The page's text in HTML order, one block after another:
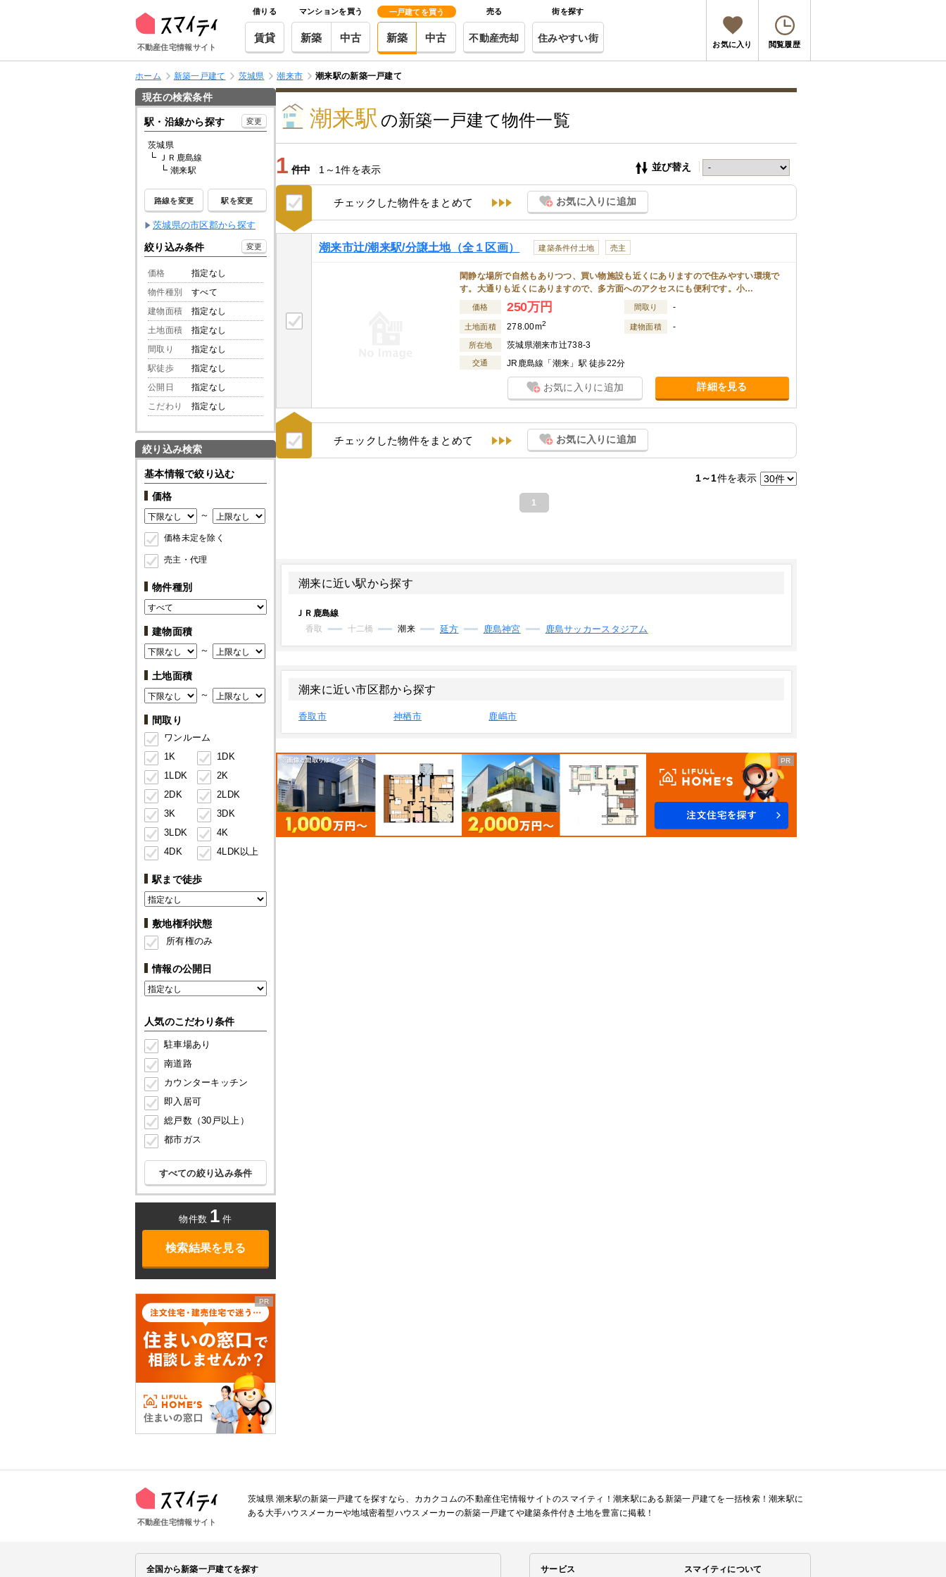
不動産住宅情報サイト
借りる
賃貸
マンションを買う
新築 中古
一戸建てを買う
新築 中古
売る
不動産売却
街を探す
住みやすい街
お気に入り 閲覧履歴
ホーム 新築一戸建て 茨城県 潮来市 潮来駅の新築一戸建て
現在の検索条件
駅・沿線から探す 変更
茨城県
ＪＲ鹿島線
潮来駅
路線を変更 駅を変更
茨城県の市区郡から探す
絞り込み条件 変更
価格
指定なし
物件種別
すべて
建物面積
指定なし
土地面積
指定なし
間取り
指定なし
駅徒歩
指定なし
公開日
指定なし
こだわり
指定なし
絞り込み検索
基本情報で絞り込む
価格
～
価格未定を除く
売主・代理
物件種別
建物面積
～
土地面積
～
間取り
ワンルーム
1K
1DK
1LDK
2K
2DK
2LDK
3K
3DK
3LDK
4K
4DK
4LDK以上
駅まで徒歩
敷地権利状態
所有権のみ
情報の公開日
人気のこだわり条件
駐車場あり
南道路
カウンターキッチン
即入居可
総戸数（30戸以上）
都市ガス
すべての絞り込み条件
物件数 1 件
検索結果を見る
潮来駅 の新築一戸建て物件一覧
1 件中 1～1件を表示 並び替え
チェックした物件をまとめて お気に入りに追加
潮来市辻/潮来駅/分譲土地（全１区画） 建築条件付土地 売主
閑静な場所で自然もありつつ、買い物施設も近くにありますので住みやすい環境で
す。大通りも近くにありますので、多方面へのアクセスにも便利です。小…
価格 250万円 間取り -
土地面積 278.00m2 建物面積 -
所在地 茨城県潮来市辻738-3
交通 JR鹿島線「潮来」駅 徒歩22分
お気に入りに追加 詳細を見る
チェックした物件をまとめて お気に入りに追加
1～1件を表示
1
潮来に近い駅から探す
ＪＲ鹿島線
香取
十二橋 潮来 延方 鹿島神宮 鹿島サッカースタジアム
潮来に近い市区郡から探す
香取市 神栖市 鹿嶋市
不動産住宅情報サイト
茨城県 潮来駅の新築一戸建てを探すなら、カカクコムの不動産住宅情報サイトのスマイティ！潮来駅にある新築一戸建てを一括検索！潮来駅に
ある大手ハウスメーカーや地域密着型ハウスメーカーの新築一戸建てや建築条件付き土地を豊富に掲載！
全国から新築一戸建てを探す サービス スマイティについて